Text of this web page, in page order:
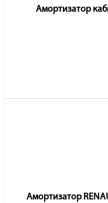
Амортизатор
Амортизатор